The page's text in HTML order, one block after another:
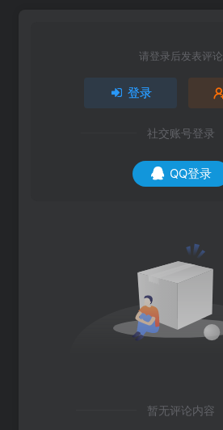
请登录后发表评论
登录
社交账号登录
QQ登录
暂无评论内容